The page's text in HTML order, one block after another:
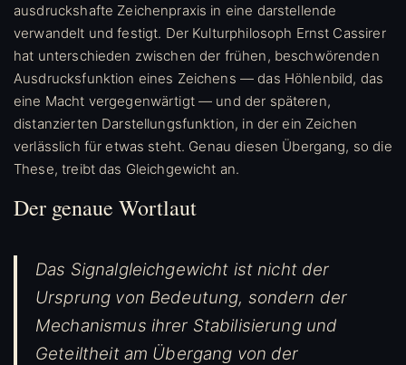
ausdruckshafte Zeichenpraxis in eine darstellende
verwandelt und festigt. Der Kulturphilosoph Ernst Cassirer
hat unterschieden zwischen der frühen, beschwörenden
Ausdrucksfunktion eines Zeichens — das Höhlenbild, das
eine Macht vergegenwärtigt — und der späteren,
distanzierten Darstellungsfunktion, in der ein Zeichen
verlässlich für etwas steht. Genau diesen Übergang, so die
These, treibt das Gleichgewicht an.
Der genaue Wortlaut
Das Signalgleichgewicht ist nicht der
Ursprung von Bedeutung, sondern der
Mechanismus ihrer Stabilisierung und
Geteiltheit am Übergang von der